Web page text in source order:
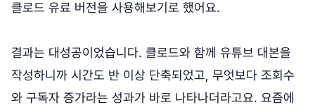
클로드 유료 버전을 사용해보기로 했어요.
결과는 대성공이었습니다. 클로드와 함께 유튜브 대본을
작성하니까 시간도 반 이상 단축되었고, 무엇보다 조회수
와 구독자 증가라는 성과가 바로 나타나더라고요. 요즘에